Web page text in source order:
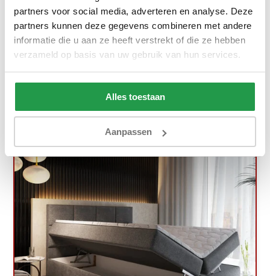
partners voor social media, adverteren en analyse. Deze
partners kunnen deze gegevens combineren met andere
informatie die u aan ze heeft verstrekt of die ze hebben
verzameld op basis van uw gebruik van hun services.
Alles toestaan
Aanpassen
Ca. 6 tot 8 weken
1.999,- 1.399,-
Gratis Lentedeal!